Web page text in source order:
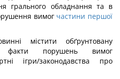
грального обладнання та в
вимог частини першої
містити обґрунтовану
факти порушень вимог
ігри/законодавства про